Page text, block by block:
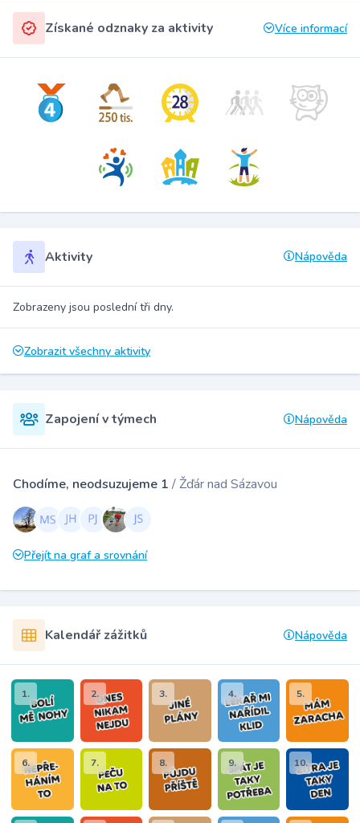
Získané odznaky za aktivity Více informací
Aktivity Nápověda
Zobrazeny jsou poslední tři dny.
Zobrazit všechny aktivity
Zapojení v týmech Nápověda
Chodíme, neodsuzujeme 1 / Žďár nad Sázavou
Přejít na graf a srovnání
Kalendář zážitků Nápověda
1. 2. 3. 4. 5.
6. 7. 8. 9. 10.